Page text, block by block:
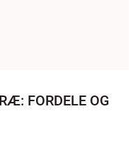
FORDELE OG